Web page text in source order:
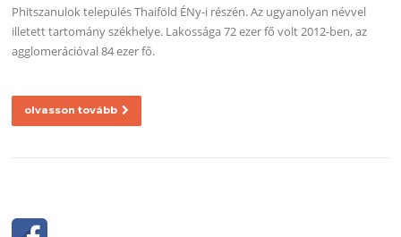
Phitszanulok település Thaiföld ÉNy-i részén. Az ugyanolyan névvel
illetett tartomány székhelye. Lakossága 72 ezer fő volt 2012-ben, az
agglomerációval 84 ezer fő.
olvasson tovább